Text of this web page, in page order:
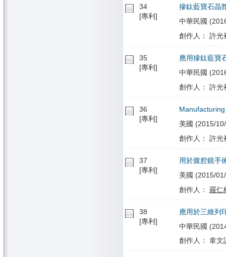
34
[專利]
摻鈦藍寶石晶
中華民國
創作人： 許
35
[專利]
應用摻鈦藍寶
中華民國
創作人： 許
36
[專利]
美國 (2015/
創作人： 許
37
[專利]
用於腹腔鏡手
美國 (2015/
創作人： 羅仁
38
[專利]
應用於三維列
中華民國
創作人： 韋文